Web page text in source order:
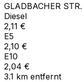
GLADBACHER STR.
Diesel
2,11 €
E5
2,10 €
E10
2,04 €
3.1 km entfernt